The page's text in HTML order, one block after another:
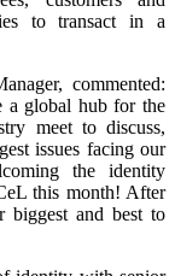
to transact in a
commented:
a global hub for the
meet to discuss,
issues facing our
the identity
this month! After
biggest and best to